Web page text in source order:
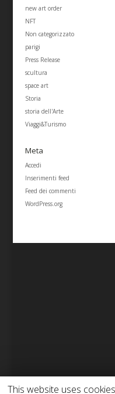
new art order
NFT
Non categorizzato
parigi
Press Release
scultura
space art
Storia
storia dell'Arte
Viaggi&Turismo
Meta
Accedi
Inserimenti feed
Feed dei commenti
WordPress.org
This website uses